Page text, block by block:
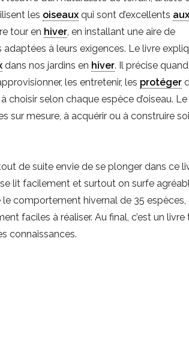
les oiseaux qui sont d’excellents
tour en hiver, en installant une aire de
à leurs exigences. Le livre
dans nos jardins en hiver. Il précise
les entretenir, les protéger
choisir selon chaque espèce d’oiseau.
sur mesure, à acquérir ou à construire
de suite envie de se plonger dans ce
lit facilement et surtout on surfe
le comportement hivernal de 35 espèces,
faciles à réaliser. Au final, c’est un livre
connaissances.